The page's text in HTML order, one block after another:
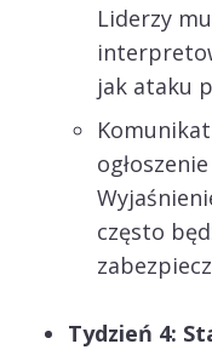
Liderzy
jak ataku
często
Tydzień 4: